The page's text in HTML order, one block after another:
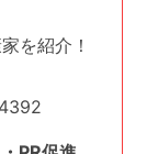
を紹介！